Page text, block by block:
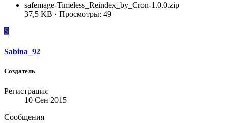
safemage-Timeless_Reindex_by_Cron-1.0.0.zip
37,5 KB · Просмотры: 49
S
Sabina_92
Создатель
Регистрация
10 Сен 2015
Сообщения